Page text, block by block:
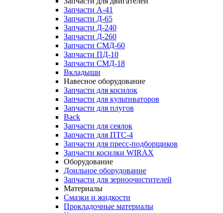
Запчасти А-41
Запчасти Д-65
Запчасти Д-240
Запчасти Д-260
Запчасти СМД-60
Запчасти ПД-10
Запчасти СМД-18
Вкладыши
Навесное оборудование
Запчасти для косилок
Запчасти для культиваторов
Запчасти для плугов
Back
Запчасти для сеялок
Запчасти для ПТС-4
Запчасти для пресс-подборщиков
Запчасти косилки WIRAX
Оборудование
Доильное оборудование
Запчасти для зерноочистителей
Материалы
Смазки и жидкости
Прокладочные материалы